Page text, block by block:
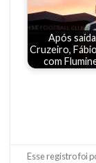
Após
Cruzeiro,
com
Esse registro foi